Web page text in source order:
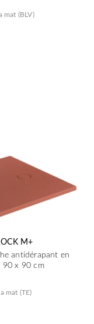
mat (BLV)
M+
antidérapant en
90 x 90 cm
mat (TE)